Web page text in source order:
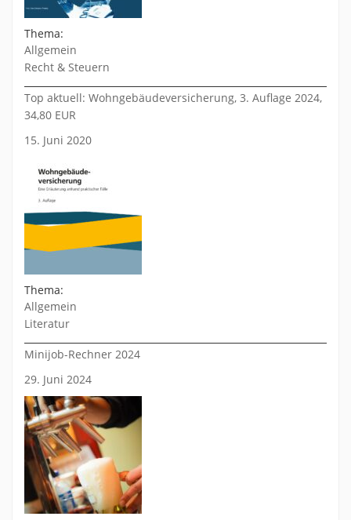
Thema:
Allgemein
Recht & Steuern
Top aktuell: Wohngebäudeversicherung, 3. Auflage 2024,
34,80 EUR
15. Juni 2020
Thema:
Allgemein
Literatur
Minijob-Rechner 2024
29. Juni 2024